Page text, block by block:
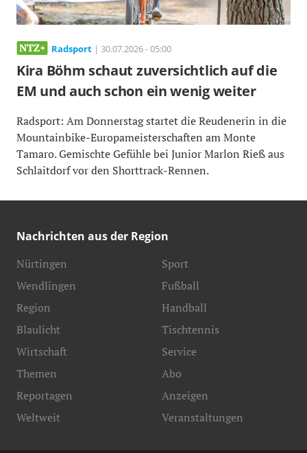
Radsport | 30.07.2026 - 05:00
Kira Böhm schaut zuversichtlich auf die
EM und auch schon ein wenig weiter
Radsport: Am Donnerstag startet die Reudenerin in die
Mountainbike-Europameisterschaften am Monte
Tamaro. Gemischte Gefühle bei Junior Marlon Rieß aus
Schlaitdorf vor den Shorttrack-Rennen.
Nachrichten aus der Region
Nürtingen
Wendlingen
Region
Blaulicht
Sport
Fußball
Handball
Tischtennis
Wirtschaft
Themen
Reportagen
Weltweit
Service
Abo
Anzeigen
Veranstaltungen